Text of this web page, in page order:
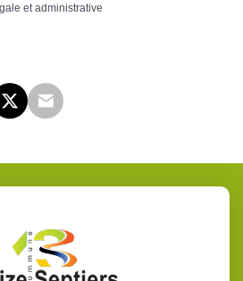
et administrative